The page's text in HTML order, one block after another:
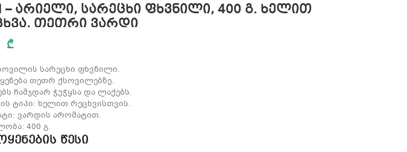
– არიელი, სარეცხი ფხვნილი, 400 გ. ხელით
თეთრი ვარდი
₾
სარეცხი ფხვნილი.
თეთრ ქსოვილებზე.
ჩამჯდარ ჭუჭყსა და ლაქებს.
ტიპი: ხელით რეცხვისთვის.
ვარდის არომატით.
400 გ.
წესი